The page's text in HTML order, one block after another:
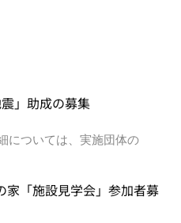
」助成の募集
については、実施団体の
家「施設見学会」参加者募